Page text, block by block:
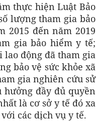
thực hiện Luật Bảo
lượng tham gia bảo
2015 đến năm 2019
gia bảo hiểm y tế;
động đã tham gia
bảo vệ sức khỏe xã
gia nghiên cứu sử
hưởng đầy đủ quyền
là cơ sở y tế đó xa
các dịch vụ y tế.